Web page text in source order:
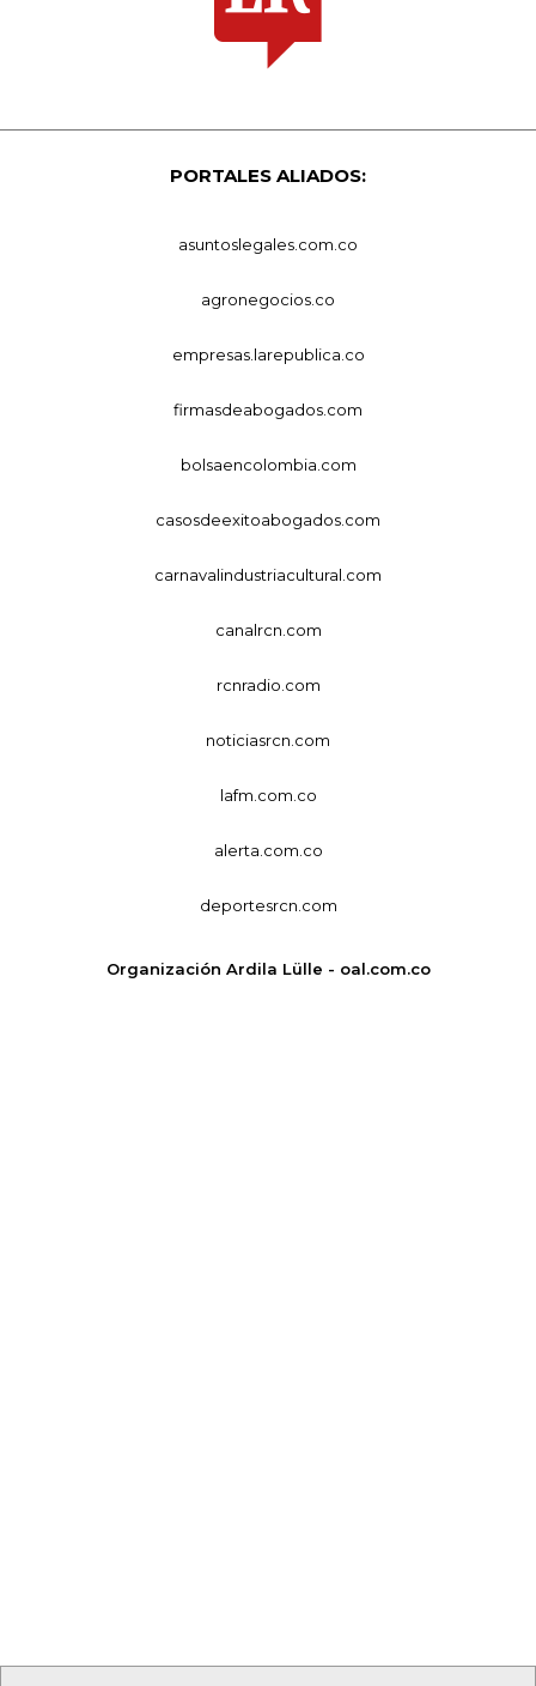
PORTALES ALIADOS:
asuntoslegales.com.co
agronegocios.co
empresas.larepublica.co
firmasdeabogados.com
bolsaencolombia.com
casosdeexitoabogados.com
carnavalindustriacultural.com
canalrcn.com
rcnradio.com
noticiasrcn.com
lafm.com.co
alerta.com.co
deportesrcn.com
Organización Ardila Lülle - oal.com.co